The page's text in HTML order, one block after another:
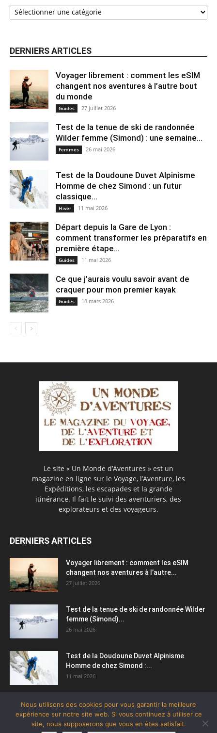
DERNIERS ARTICLES
Voyager librement : comment les eSIM
changent nos aventures à l’autre bout
du monde
Guides 27 juillet 2026
Test de la tenue de ski de randonnée
Wilder femme (Simond) : une semaine...
Femmes 26 mai 2026
Test de la Doudoune Duvet Alpinisme
Homme de chez Simond : un futur
classique...
Hiver 11 mai 2026
Départ depuis la Gare de Lyon :
comment transformer les préparatifs en
pre⁠mière étape...
Guides 11 mai 2026
Ce que j’aurais voulu savoir avant de
craquer pour mon premier kayak
Guides 18 mars 2026
Le site « Un Monde d’Aventures » est un
magazine en ligne sur le Voyage, l’Aventure, les
Expéditions, les escapades et la grande
itinérance. Il fait le suivi des aventuriers, des
explorateurs et des voyageurs.
DERNIERS ARTICLES
Voyager librement : comment les eSIM
changent nos aventures à l’autre...
27 juillet 2026
Test de la tenue de ski de randonnée Wilder
femme (Simond)...
26 mai 2026
Test de la Doudoune Duvet Alpinisme
Homme de chez Simond :...
11 mai 2026
Nous utilisons des cookies pour vous garantir la meilleure
expérience sur notre site web. Si vous continuez à utiliser ce
site, nous supposerons que vous en êtes satisfait.